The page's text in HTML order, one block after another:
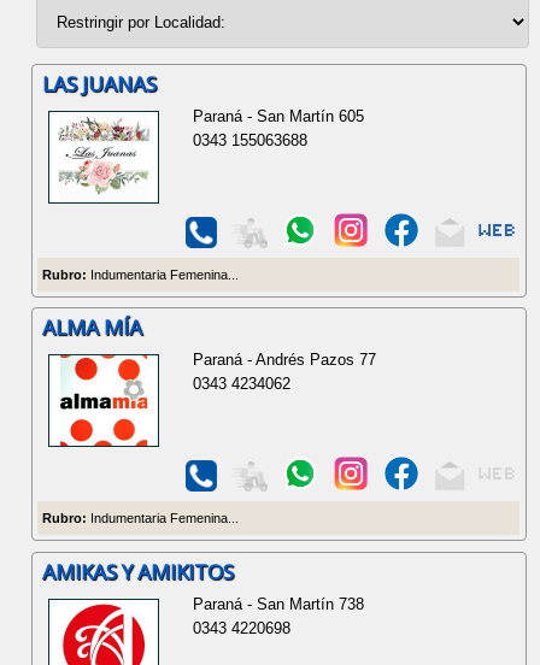
LAS JUANAS
Paraná - San Martín 605
0343 155063688
Rubro: Indumentaria Femenina...
ALMA MÍA
Paraná - Andrés Pazos 77
0343 4234062
Rubro: Indumentaria Femenina...
AMIKAS Y AMIKITOS
Paraná - San Martín 738
0343 4220698